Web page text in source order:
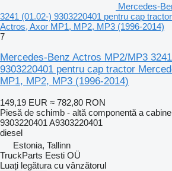
Mercedes-
3241 (01.02-) 9303220401 pentru cap
Actros, Axor MP1, MP2, MP3 (1996-2014)
7
Mercedes-Benz Actros MP2/MP3
9303220401 pentru cap tractor
MP1, MP2, MP3 (1996-2014)
149,19 EUR ≈ 782,80 RON
Piesă de schimb - altă componentă a
9303220401 A9303220401
diesel
Estonia, Tallinn
TruckParts Eesti OÜ
Luați legătura cu vânzătorul